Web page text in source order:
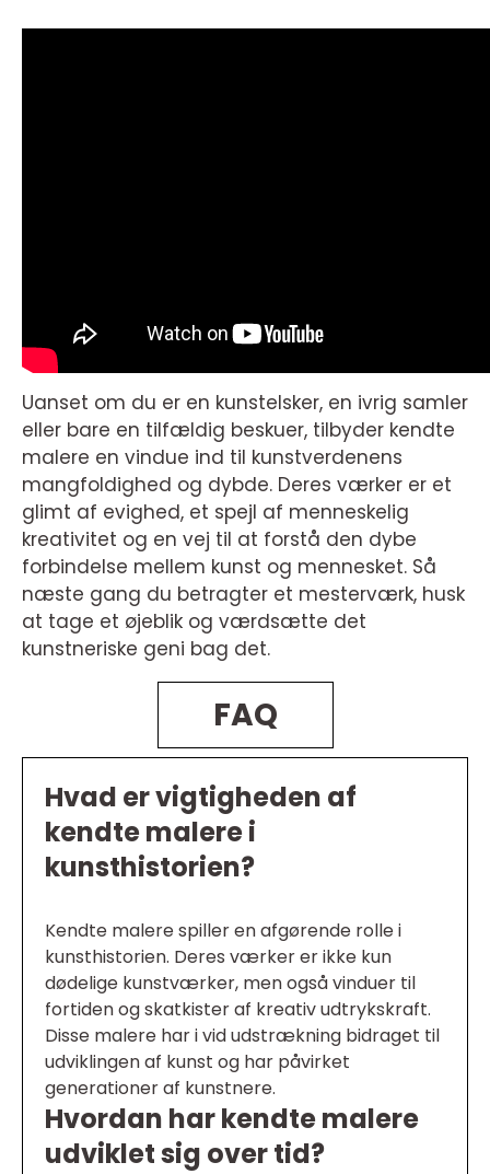
Uanset om du er en kunstelsker, en ivrig samler
eller bare en tilfældig beskuer, tilbyder kendte
malere en vindue ind til kunstverdenens
mangfoldighed og dybde. Deres værker er et
glimt af evighed, et spejl af menneskelig
kreativitet og en vej til at forstå den dybe
forbindelse mellem kunst og mennesket. Så
næste gang du betragter et mesterværk, husk
at tage et øjeblik og værdsætte det
kunstneriske geni bag det.
FAQ
Hvad er vigtigheden af
kendte malere i
kunsthistorien?
Kendte malere spiller en afgørende rolle i
kunsthistorien. Deres værker er ikke kun
dødelige kunstværker, men også vinduer til
fortiden og skatkister af kreativ udtrykskraft.
Disse malere har i vid udstrækning bidraget til
udviklingen af kunst og har påvirket
generationer af kunstnere.
Hvordan har kendte malere
udviklet sig over tid?